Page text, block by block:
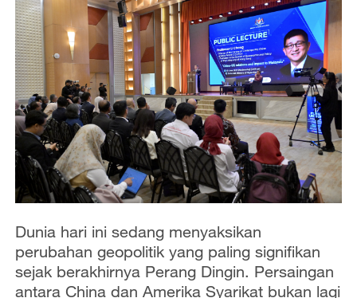
Dunia hari ini sedang menyaksikan
perubahan geopolitik yang paling signifikan
sejak berakhirnya Perang Dingin. Persaingan
antara China dan Amerika Syarikat bukan lagi